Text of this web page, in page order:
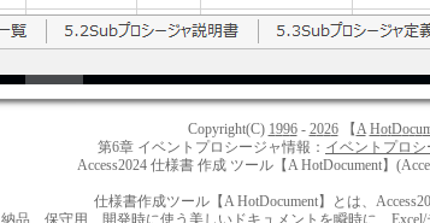
Copyright(C) 1996- 2026【A HotDocu
第6章 イベントプロシージャ情報： イベントプロ
Access2024 仕様書 作成 ツール【A HotDocument】
仕様書作成ツール【A HotDocument】とは、
納品、保守用、開発時に使う美しいドキュメントを瞬時に、